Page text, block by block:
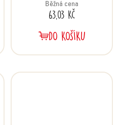
Běžná cena
63,03 Kč
DO KOŠÍKU